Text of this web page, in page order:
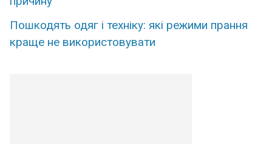
Пошкодять одяг і техніку: які режими прання
краще не використовувати